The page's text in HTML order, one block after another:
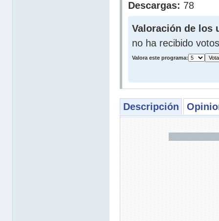
Descargas: 78
Valoración de los
no ha recibido votos
Valora este programa:
Descripción